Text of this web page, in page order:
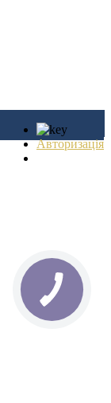
Авторизація
КНОПКА
ЗВ'ЯЗКУ